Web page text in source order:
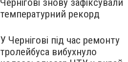
Чернігові знову зафіксували
температурний рекорд
У Чернігові під час ремонту
тролейбуса вибухнуло